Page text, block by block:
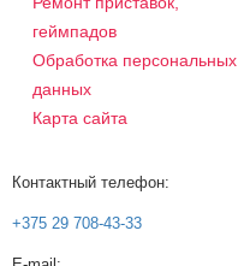
геймпадов
Обработка персональных
данных
Карта сайта
Контактный телефон:
+375 29 708-43-33